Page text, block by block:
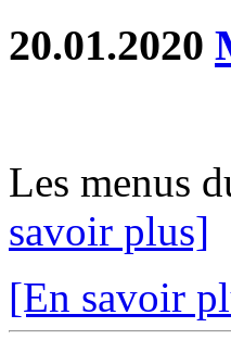
20.01.2020
Les menus
savoir plus]
[En savoir